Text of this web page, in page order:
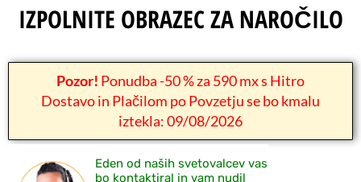
IZPOLNITE OBRAZEC ZA NAROČILO
Pozor! Ponudba -50 % za 590 mx s Hitro
Dostavo in Plačilom po Povzetju se bo kmalu
iztekla: 09/08/2026
Eden od naših svetovalcev vas
bo kontaktiral in vam nudil